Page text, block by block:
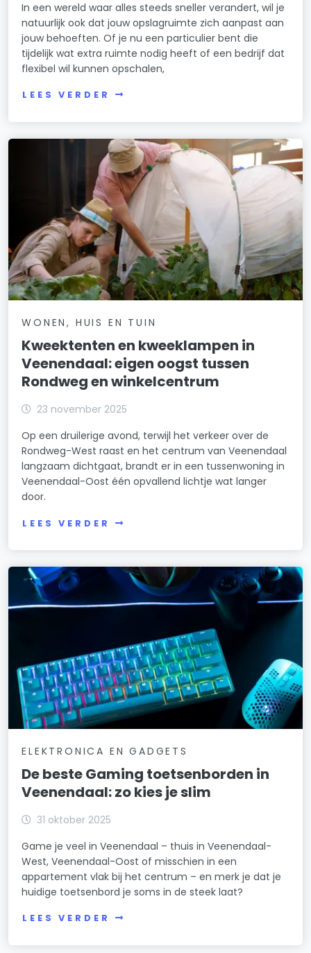
In een wereld waar alles steeds sneller verandert, wil je
natuurlijk ook dat jouw opslagruimte zich aanpast aan
jouw behoeften. Of je nu een particulier bent die
tijdelijk wat extra ruimte nodig heeft of een bedrijf dat
flexibel wil kunnen opschalen,
LEES VERDER
WONEN, HUIS EN TUIN
Kweektenten en kweeklampen in
Veenendaal: eigen oogst tussen
Rondweg en winkelcentrum
23 november 2025
Op een druilerige avond, terwijl het verkeer over de
Rondweg-West raast en het centrum van Veenendaal
langzaam dichtgaat, brandt er in een tussenwoning in
Veenendaal-Oost één opvallend lichtje wat langer
door.
LEES VERDER
ELEKTRONICA EN GADGETS
De beste Gaming toetsenborden in
Veenendaal: zo kies je slim
31 oktober 2025
Game je veel in Veenendaal – thuis in Veenendaal-
West, Veenendaal-Oost of misschien in een
appartement vlak bij het centrum – en merk je dat je
huidige toetsenbord je soms in de steek laat?
LEES VERDER